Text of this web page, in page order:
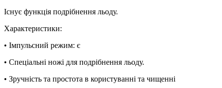
Існує функція подрібнення льоду.
Характеристики:
• Імпульсний режим: є
• Спеціальні ножі для подрібнення льоду.
• Зручність та простота в користуванні та чищенні